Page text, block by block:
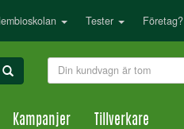
Tester Företag?
Din kundvagn är tom
Kampanjer Tillverkare